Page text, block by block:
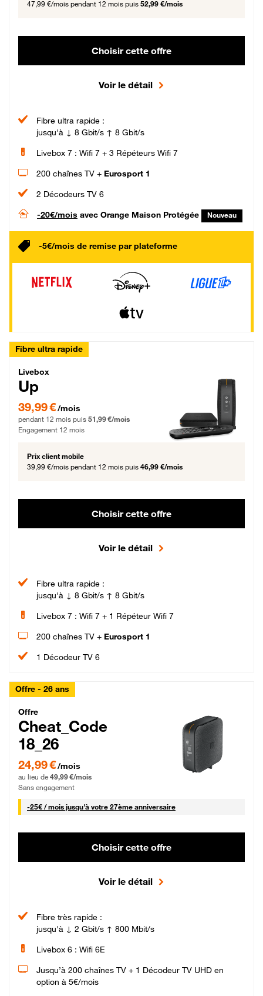
47,99 €/mois pendant 12 mois puis 52,99 €/mois
Choisir cette offre
Voir le détail
Fibre ultra rapide :
jusqu'à ↓ 8 Gbit/s ↑ 8 Gbit/s
Livebox 7 : Wifi 7 + 3 Répéteurs Wifi 7
200 chaînes TV + Eurosport 1
2 Décodeurs TV 6
-20€/mois avec Orange Maison Protégée Nouveau
-5€/mois de remise par plateforme
Fibre ultra rapide
Livebox Up Fibre
Livebox
Up
39,99 € par mois pendant 12 mois puis 51,99 € par mois, Engagement 12 mois
39,99 €/mois
pendant 12 mois puis 51,99 €/mois
Engagement 12 mois
Prix client mobile
39,99 €/mois pendant 12 mois puis 46,99 €/mois
Choisir cette offre
Voir le détail
Fibre ultra rapide :
jusqu'à ↓ 8 Gbit/s ↑ 8 Gbit/s
Livebox 7 : Wifi 7 + 1 Répéteur Wifi 7
200 chaînes TV + Eurosport 1
1 Décodeur TV 6
Offre - 26 ans
Cheat_Code Fibre_18_26
Offre
Cheat_Code
18_26
24,99 € par mois pendant 0 mois puis 49,99 € par mois, Sans engagement
24,99 €/mois
au lieu de 49,99 €/mois
Sans engagement
-25€ / mois25 € par mois
jusqu'à votre 27ème anniversaire
Choisir cette offre
Voir le détail
Fibre très rapide :
jusqu'à ↓ 2 Gbit/s ↑ 800 Mbit/s
Livebox 6 : Wifi 6E
Jusqu’à 200 chaînes TV + 1 Décodeur TV UHD en
option à 5€/mois